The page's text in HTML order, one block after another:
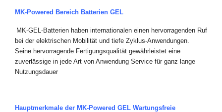
MK-Powered Bereich Batterien GEL
MK-GEL-Batterien haben internationalen einen hervorragenden Ruf
bei der elektrischen Mobilität und tiefe Zyklus-Anwendungen.
Seine hervorragende Fertigungsqualität gewährleistet eine
zuverlässige in jede Art von Anwendung Service für ganz lange
Nutzungsdauer
Hauptmerkmale der MK-Powered GEL Wartungsfreie